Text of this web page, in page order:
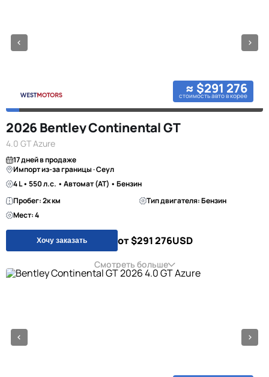
≈ $291 276
стоимость авто в корее
2026 Bentley Continental GT
4.0 GT Azure
17 дней в продаже
Импорт из-за границы · Сеул
4 L • 550 л.с. • Автомат (AT) • Бензин
Пробег: 2к км
Тип двигателя: Бензин
Мест: 4
Хочу заказать от $291 276USD
Смотреть больше